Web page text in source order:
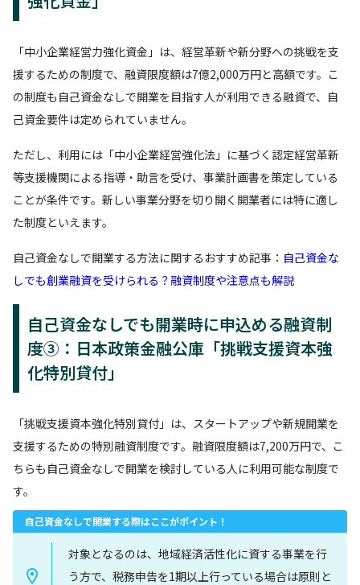
「中小企業経営力強化資金」は、経営革新や新分野への挑戦を支
援するための制度で、融資限度額は7億2,000万円と高額です。こ
の制度も自己資金なしで開業を目指す人が利用できる融資で、自
己資金要件は定められていません。
ただし、利用には「中小企業経営強化法」に基づく認定経営革新
等支援機関による指導・助言を受け、事業計画書を策定している
ことが条件です。新しい事業分野を切り開く開業者には特に適し
た制度といえます。
自己資金なしで開業する方法に関するおすすめ記事： 自己資金な
しでも創業融資を受けられる？融資制度や注意点も解説
自己資金なしでも開業時に申込める融資制
度③：日本政策金融公庫「挑戦支援資本強
化特別貸付」
「挑戦支援資本強化特別貸付」は、スタートアップや新規開業を
支援するための特別融資制度です。融資限度額は7,200万円で、こ
ちらも自己資金なしで開業を検討している人に利用可能な制度で
す。
自己資金なしで開業する際はここがポイント！
対象となるのは、地域経済活性化に資する事業を行
う方で、税務申告を1期以上行っている場合は原則と